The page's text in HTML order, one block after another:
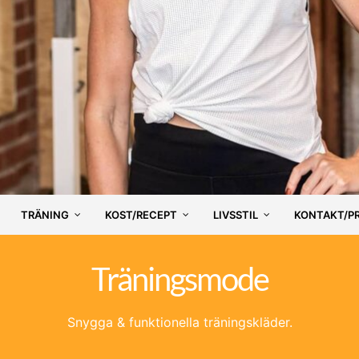
TRÄNING KOST/RECEPT LIVSSTIL KONTAKT/
Träningsmode
Snygga & funktionella träningskläder.